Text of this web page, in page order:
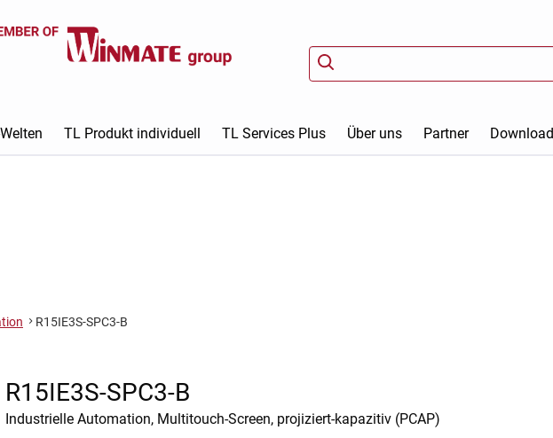
TL Produkt individuell TL Services Plus Über uns Partner Download
R15IE3S-SPC3-B
R15IE3S-SPC3-B
Industrielle Automation, Multitouch-Screen, projiziert-kapazitiv (PCAP)